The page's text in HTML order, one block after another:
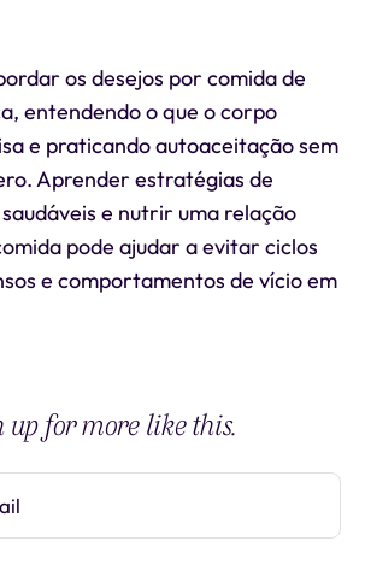
os desejos por comida de
entendendo o que o corpo
e praticando autoaceitação sem
Aprender estratégias de
e nutrir uma relação
pode ajudar a evitar ciclos
e comportamentos de vício em
up for more like this.